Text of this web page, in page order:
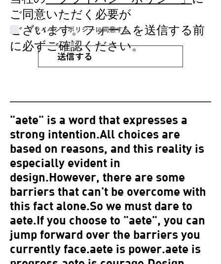
送信する
ご同意いただく必要が
ございます。フォームを送信する前
に必ずご確認ください。
プライバシーポリシーに同意する
"aete" is a word that expresses a
strong intention.All choices are
based on reasons, and this reality is
especially evident in
design.However, there are some
barriers that can't be overcome with
this fact alone.So we must dare to
aete.If you choose to "aete", you can
jump forward over the barriers you
currently face.aete is power.aete is